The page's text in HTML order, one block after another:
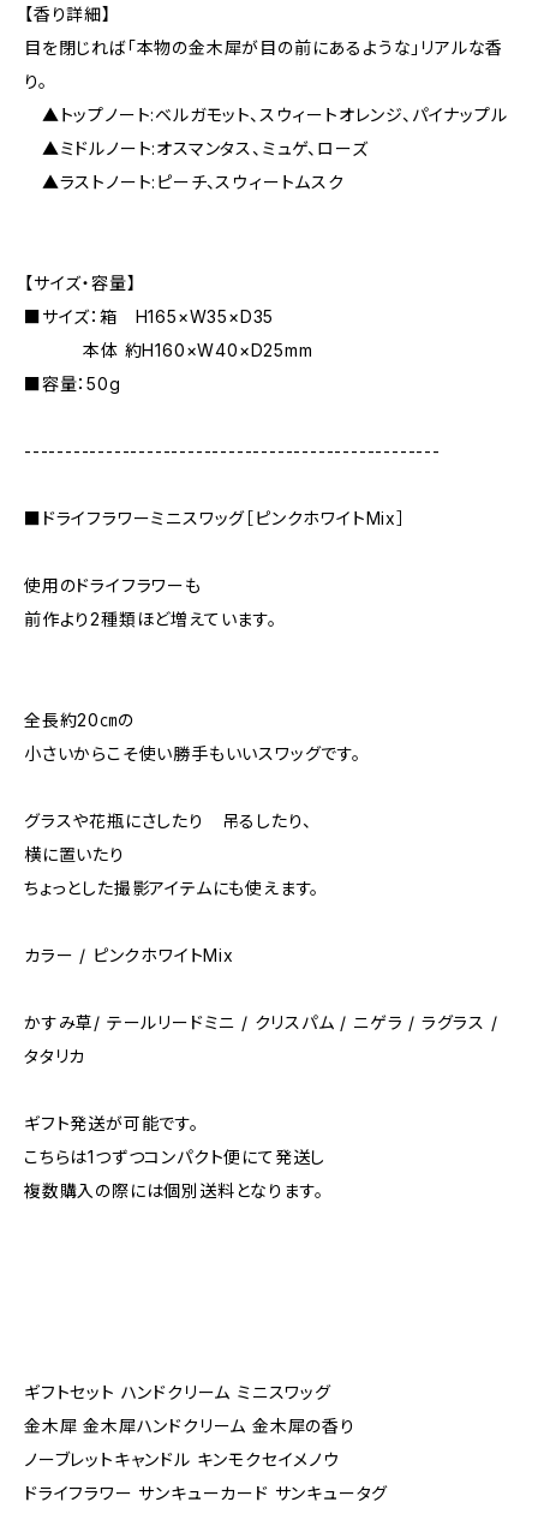
【香り詳細】
目を閉じれば「本物の金木犀が目の前にあるような」リアルな香
り。
▲トップノート:ベルガモット、スウィートオレンジ、パイナップル
▲ミドルノート:オスマンタス、ミュゲ、ローズ
▲ラストノート:ピーチ、スウィートムスク
【サイズ・容量】
■サイズ：箱 H165×W35×D35
本体 約H160×W40×D25mm
■容量：50g
---------------------------------------------------
■ドライフラワーミニスワッグ［ピンクホワイトMix］
使用のドライフラワーも
前作より2種類ほど増えています。
全長約20㎝の
小さいからこそ使い勝手もいいスワッグです。
グラスや花瓶にさしたり 吊るしたり、
横に置いたり
ちょっとした撮影アイテムにも使えます。
カラー / ピンクホワイトMix
かすみ草/ テールリードミニ / クリスパム / ニゲラ / ラグラス /
タタリカ
ギフト発送が可能です。
こちらは1つずつコンパクト便にて発送し
複数購入の際には個別送料となります。
ギフトセット ハンドクリーム ミニスワッグ
金木犀 金木犀ハンドクリーム 金木犀の香り
ノーブレットキャンドル キンモクセイメノウ
ドライフラワー サンキューカード サンキュータグ